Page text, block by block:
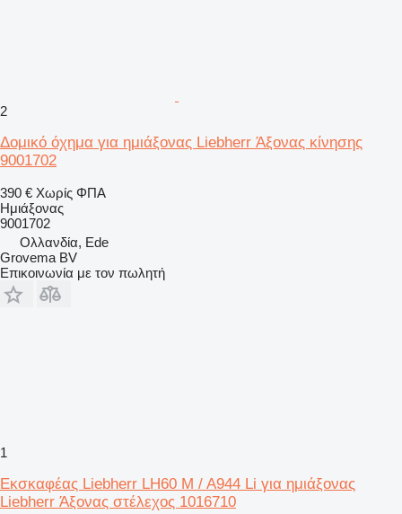
2
Δομικό όχημα για ημιάξονας Liebherr Άξονας κίνησης
9001702
390 € Χωρίς ΦΠΑ
Ημιάξονας
9001702
Ολλανδία, Ede
Grovema BV
Επικοινωνία με τον πωλητή
1
Εκσκαφέας Liebherr LH60 M / A944 Li για ημιάξονας
Liebherr Άξονας στέλεχος 1016710